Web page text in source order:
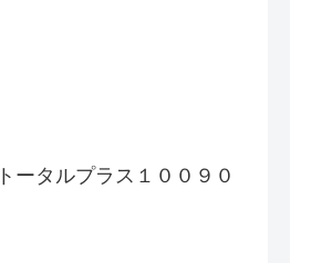
ータルプラス１００９０